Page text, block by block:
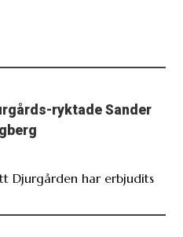
ryktade Sander
Djurgården har erbjudits